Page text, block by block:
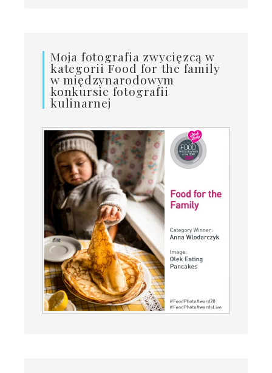
Moja fotografia zwycięzcą w
kategorii Food for the family
w międzynarodowym
konkursie fotografii
kulinarnej